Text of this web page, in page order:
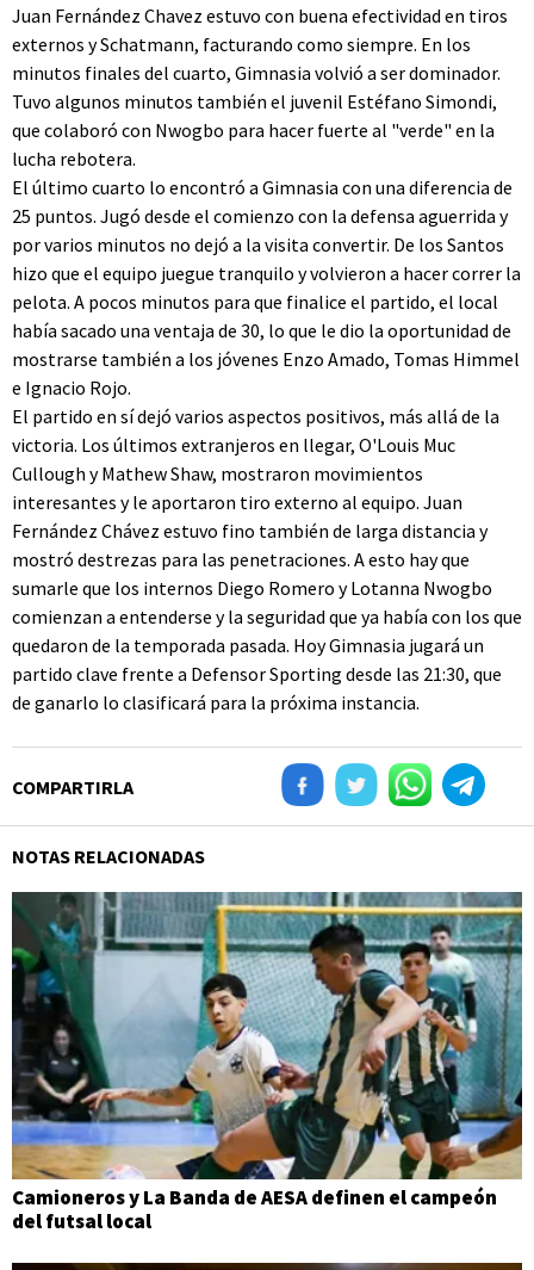
Juan Fernández Chavez estuvo con buena efectividad en tiros
externos y Schatmann, facturando como siempre. En los
minutos finales del cuarto, Gimnasia volvió a ser dominador.
Tuvo algunos minutos también el juvenil Estéfano Simondi,
que colaboró con Nwogbo para hacer fuerte al "verde" en la
lucha rebotera.
El último cuarto lo encontró a Gimnasia con una diferencia de
25 puntos. Jugó desde el comienzo con la defensa aguerrida y
por varios minutos no dejó a la visita convertir. De los Santos
hizo que el equipo juegue tranquilo y volvieron a hacer correr la
pelota. A pocos minutos para que finalice el partido, el local
había sacado una ventaja de 30, lo que le dio la oportunidad de
mostrarse también a los jóvenes Enzo Amado, Tomas Himmel
e Ignacio Rojo.
El partido en sí dejó varios aspectos positivos, más allá de la
victoria. Los últimos extranjeros en llegar, O'Louis Muc
Cullough y Mathew Shaw, mostraron movimientos
interesantes y le aportaron tiro externo al equipo. Juan
Fernández Chávez estuvo fino también de larga distancia y
mostró destrezas para las penetraciones. A esto hay que
sumarle que los internos Diego Romero y Lotanna Nwogbo
comienzan a entenderse y la seguridad que ya había con los que
quedaron de la temporada pasada. Hoy Gimnasia jugará un
partido clave frente a Defensor Sporting desde las 21:30, que
de ganarlo lo clasificará para la próxima instancia.
COMPARTIRLA
NOTAS RELACIONADAS
Camioneros y La Banda de AESA definen el campeón
del futsal local